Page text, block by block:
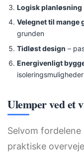
Logisk planløsning
Velegnet til mange
grunden
Tidløst design –
Energivenligt
isoleringsmuligheder
Ulemper ved et
Selvom
praktiske